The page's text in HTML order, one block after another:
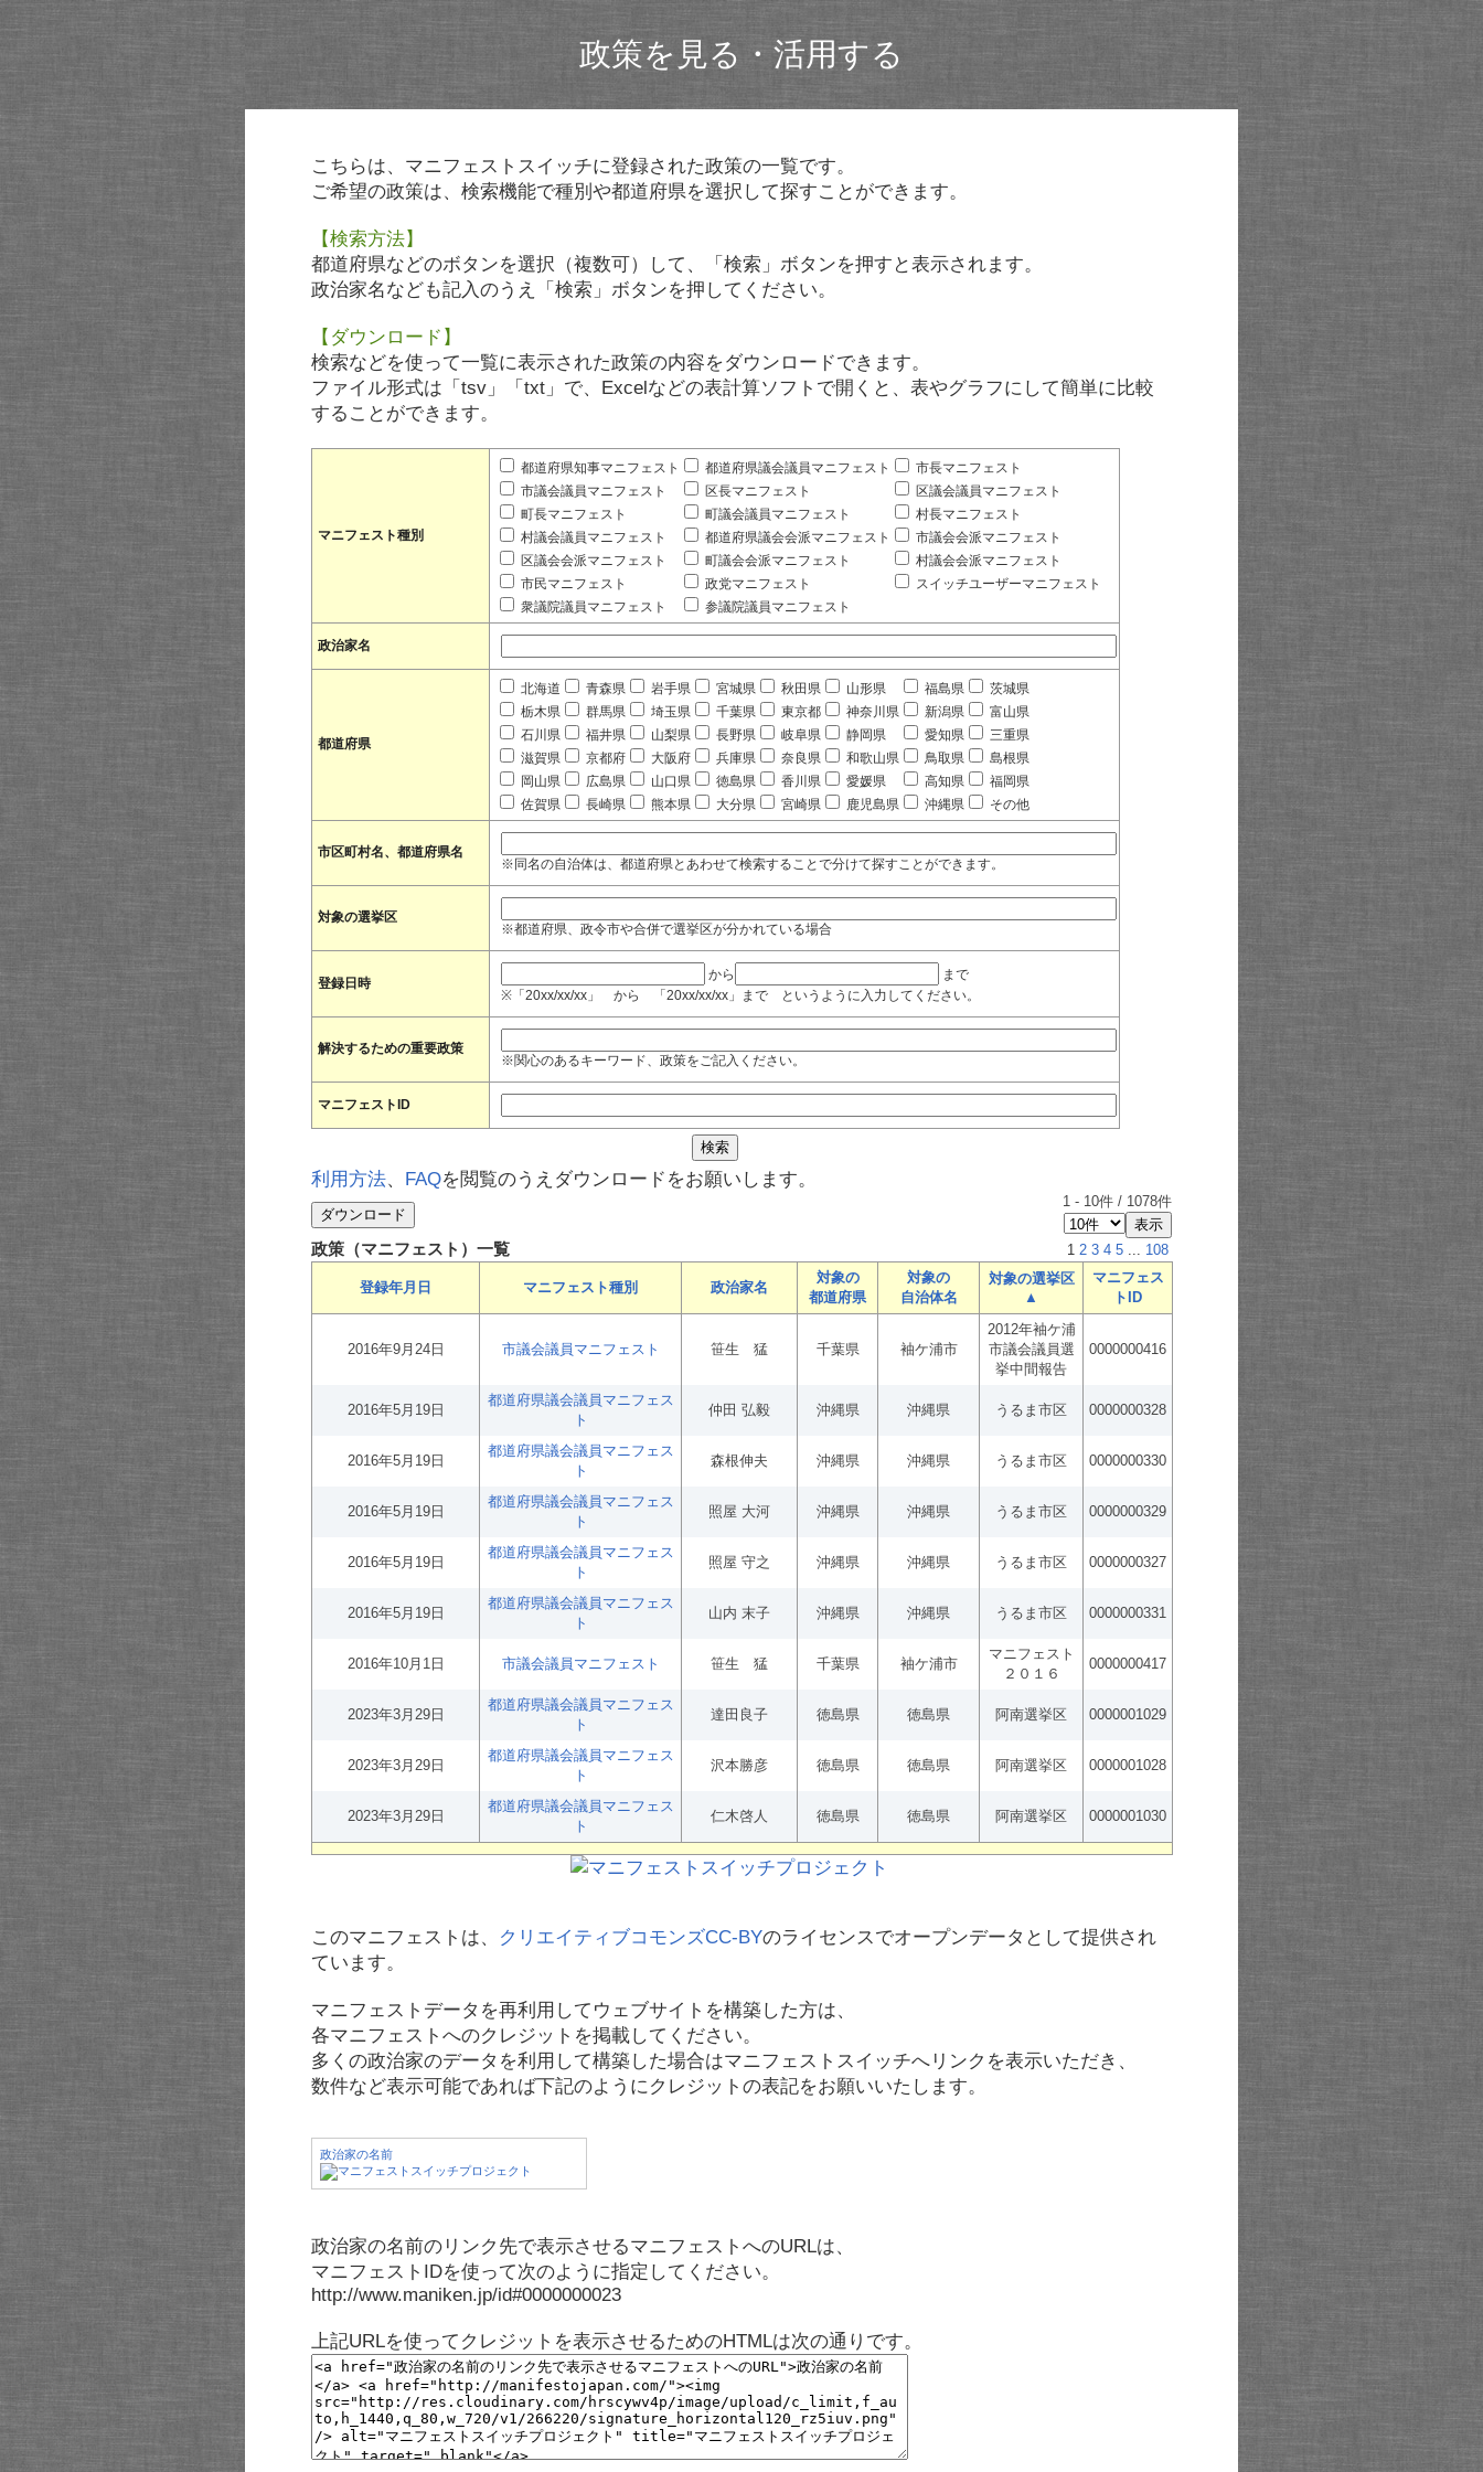
政策を見る・活用する
こちらは、マニフェストスイッチに登録された政策の一覧です。
ご希望の政策は、検索機能で種別や都道府県を選択して探すことができます。
【検索方法】
都道府県などのボタンを選択（複数可）して、「検索」ボタンを押すと表示されます。
政治家名なども記入のうえ「検索」ボタンを押してください。
【ダウンロード】
検索などを使って一覧に表示された政策の内容をダウンロードできます。
ファイル形式は「tsv」「txt」で、Excelなどの表計算ソフトで開くと、表やグラフにして簡単に比較
することができます。
マニフェスト種別
都道府県知事マニフェスト 都道府県議会議員マニフェスト
市長マニフェスト
市議会議員マニフェスト
区長マニフェスト
区議会議員マニフェスト
町長マニフェスト
町議会議員マニフェスト
村長マニフェスト
村議会議員マニフェスト
都道府県議会会派マニフェスト
市議会会派マニフェスト
区議会会派マニフェスト
町議会会派マニフェスト
村議会会派マニフェスト
市民マニフェスト
政党マニフェスト
スイッチユーザーマニフェスト
衆議院議員マニフェスト
参議院議員マニフェスト
政治家名
都道府県
北海道 青森県 岩手県 宮城県 秋田県 山形県 福島県
茨城県
栃木県
群馬県 埼玉県 千葉県 東京都 神奈川県 新潟県
富山県
石川県
福井県 山梨県 長野県 岐阜県 静岡県 愛知県
三重県
滋賀県
京都府 大阪府 兵庫県 奈良県 和歌山県 鳥取県
島根県
岡山県
広島県 山口県 徳島県 香川県 愛媛県 高知県
福岡県
佐賀県
長崎県 熊本県 大分県 宮崎県 鹿児島県 沖縄県 その他
市区町村名、都道府県名
※同名の自治体は、都道府県とあわせて検索することで分けて探すことができます。
対象の選挙区
※都道府県、政令市や合併で選挙区が分かれている場合
登録日時
から
まで
※「20xx/xx/xx」 から 「20xx/xx/xx」まで というように入力してください。
解決するための重要政策
※関心のあるキーワード、政策をご記入ください。
マニフェストID
利用方法、 FAQを閲覧のうえダウンロードをお願いします。
1 - 10件 / 1078件
政策（マニフェスト）一覧 1 2 3 4 5 ... 108
登録年月日 マニフェスト種別 政治家名
対象の
都道府県
対象の
自治体名
対象の選挙区
▲
マニフェス
トID
2016年9月24日 市議会議員マニフェスト 笹生 猛 千葉県 袖ケ浦市
2012年袖ケ浦
市議会議員選
挙中間報告
0000000416
2016年5月19日
都道府県議会議員マニフェス
ト
仲田 弘毅 沖縄県 沖縄県 うるま市区 0000000328
2016年5月19日
都道府県議会議員マニフェス
ト
森根伸夫 沖縄県 沖縄県 うるま市区 0000000330
2016年5月19日
都道府県議会議員マニフェス
ト
照屋 大河 沖縄県 沖縄県 うるま市区 0000000329
2016年5月19日
都道府県議会議員マニフェス
ト
照屋 守之 沖縄県 沖縄県 うるま市区 0000000327
2016年5月19日
都道府県議会議員マニフェス
ト
山内 末子 沖縄県 沖縄県 うるま市区 0000000331
2016年10月1日 市議会議員マニフェスト 笹生 猛 千葉県 袖ケ浦市
マニフェスト
２０１６
0000000417
2023年3月29日
都道府県議会議員マニフェス
ト
達田良子 徳島県 徳島県 阿南選挙区 0000001029
2023年3月29日
都道府県議会議員マニフェス
ト
沢本勝彦 徳島県 徳島県 阿南選挙区 0000001028
2023年3月29日
都道府県議会議員マニフェス
ト
仁木啓人 徳島県 徳島県 阿南選挙区 0000001030
このマニフェストは、 クリエイティブコモンズCC-BYのライセンスでオープンデータとして提供され
ています。
マニフェストデータを再利用してウェブサイトを構築した方は、
各マニフェストへのクレジットを掲載してください。
多くの政治家のデータを利用して構築した場合はマニフェストスイッチへリンクを表示いただき、
数件など表示可能であれば下記のようにクレジットの表記をお願いいたします。
政治家の名前
政治家の名前のリンク先で表示させるマニフェストへのURLは、
マニフェストIDを使って次のように指定してください。
http://www.maniken.jp/id#0000000023
上記URLを使ってクレジットを表示させるためのHTMLは次の通りです。